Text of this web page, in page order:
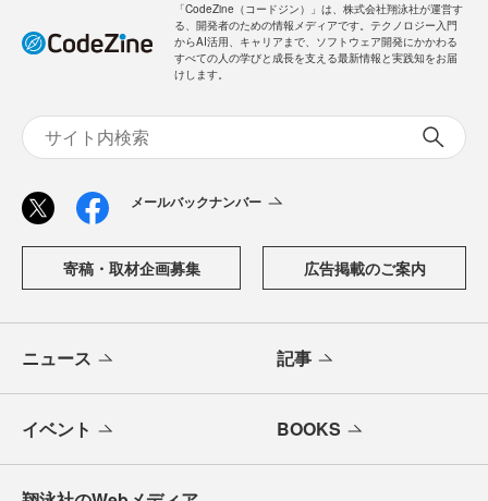
「CodeZine（コードジン）」は、株式会社翔泳社が運営す
る、開発者のための情報メディアです。テクノロジー入門
からAI活用、キャリアまで、ソフトウェア開発にかかわる
すべての人の学びと成長を支える最新情報と実践知をお届
けします。
メールバックナンバー
寄稿・取材企画募集 広告掲載のご案内
ニュース 記事
イベント BOOKS